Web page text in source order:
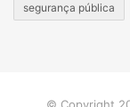
segurança pública